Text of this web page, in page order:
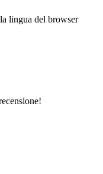
lingua del browser